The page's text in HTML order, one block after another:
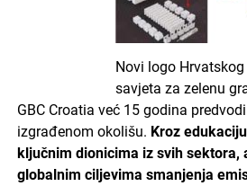
Novi logo Hrvatskog
savjeta za zelenu
GBC Croatia već 15 godina
izgrađenom okolišu. Kroz
ključnim dionicima iz svih sektora,
globalnim ciljevima smanjenja